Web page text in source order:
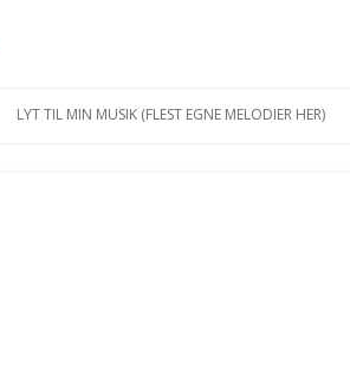
til
indhold
LYT TIL MIN MUSIK (FLEST EGNE MELODIER HER)